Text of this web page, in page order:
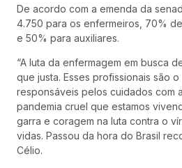
De acordo com a emenda da
4.750 para os enfermeiros, 70%
e 50% para auxiliares.
“A luta da enfermagem em busca
que justa. Esses profissionais são
responsáveis pelos cuidados com
pandemia cruel que estamos
garra e coragem na luta contra o
vidas. Passou da hora do Brasil
Célio.